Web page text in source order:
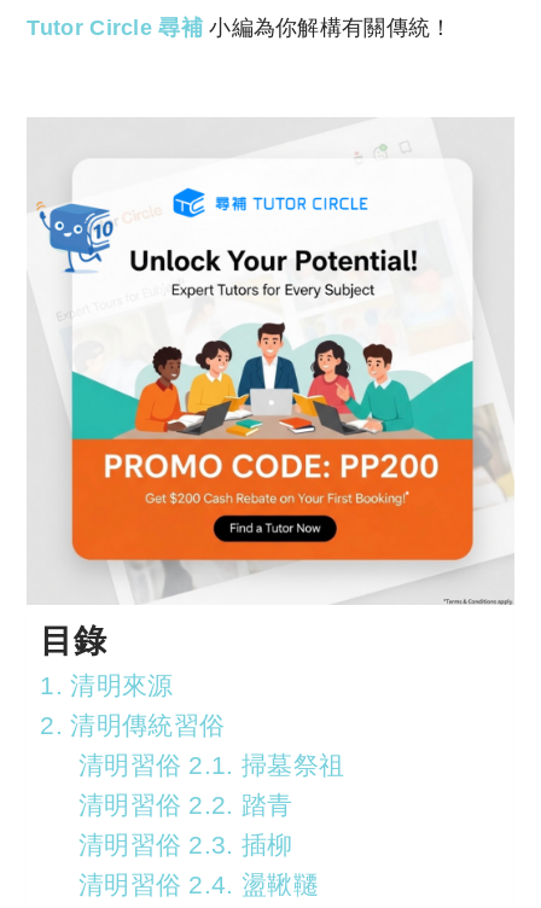
Tutor Circle 尋補 小編為你解構有關傳統！
目錄
1. 清明來源
2. 清明傳統習俗
清明習俗 2.1. 掃墓祭祖
清明習俗 2.2. 踏青
清明習俗 2.3. 插柳
清明習俗 2.4. 盪鞦韆